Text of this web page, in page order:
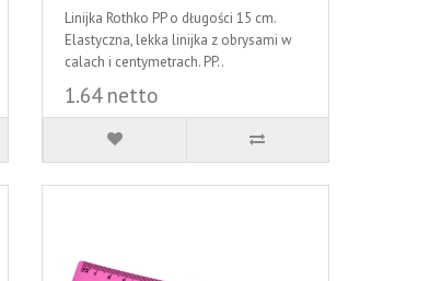
Linijka Rothko PP o długości 15 cm.
Elastyczna, lekka linijka z obrysami w
calach i centymetrach. PP..
1.64 netto